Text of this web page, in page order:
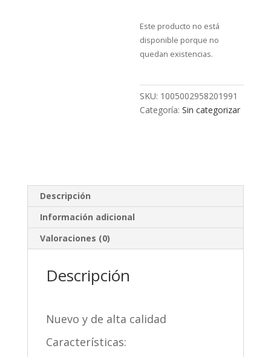
Este producto no está
disponible porque no
quedan existencias.
SKU: 1005002958201991
Categoría: Sin categorizar
Descripción
Información adicional
Valoraciones (0)
Descripción
Nuevo y de alta calidad
Características: